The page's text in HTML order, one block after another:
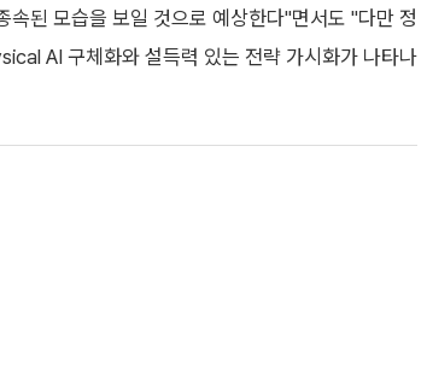
된 모습을 보일 것으로 예상한다"면서도 "다만 정
AI 구체화와 설득력 있는 전략 가시화가 나타나